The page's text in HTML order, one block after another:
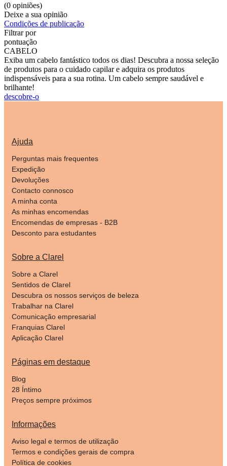
(0 opiniões)
Deixe a sua opinião
Condições de publicação
Filtrar por
pontuação
CABELO
Exiba um cabelo fantástico todos os dias! Descubra a nossa seleção
de produtos para o cuidado capilar e adquira os produtos
indispensáveis para a sua rotina. Um cabelo sempre saudável e
brilhante!
descobre-o
Ajuda
Perguntas mais frequentes
Expedição
Devoluções
Contacto connosco
A minha conta
As minhas encomendas
Encomendas de empresas - B2B
Desconto para estudantes
Sobre a Clarel
Sobre a Clarel
Sentidos de Clarel
Descubra os nossos serviços de beleza
Trabalhar na Clarel
Comunicação empresarial
Franquias Clarel
Aplicação Clarel
Páginas em destaque
Blog
28 Íntimo
Preços sempre próximos
Informações
Aviso legal e termos de utilização
Termos e condições gerais de compra
Política de cookies